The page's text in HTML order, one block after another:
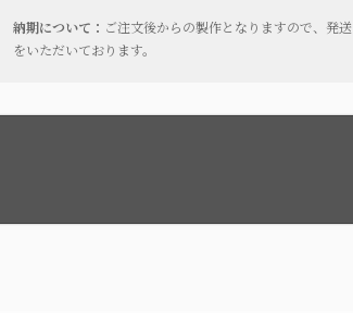
納期について： ご注文後からの製作となりますので、発
をいただいております。